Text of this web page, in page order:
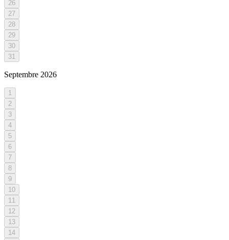
26
27
28
29
30
31
Septembre 2026
1
2
3
4
5
6
7
8
9
10
11
12
13
14